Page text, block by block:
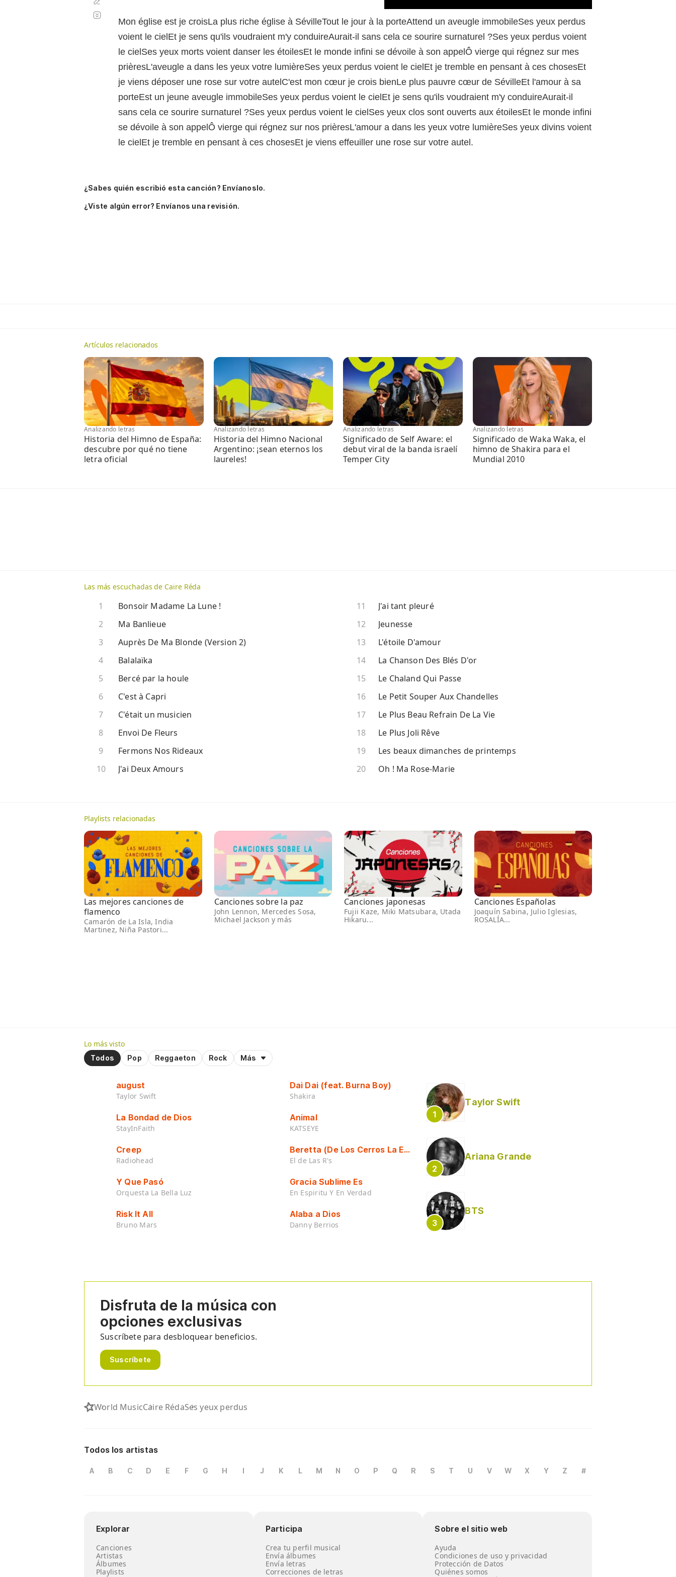
Mon église est je croisLa plus riche église à SévilleTout le jour à la porteAttend un aveugle immobileSes yeux perdus
voient le cielEt je sens qu'ils voudraient m'y conduireAurait-il sans cela ce sourire surnaturel ?Ses yeux perdus voient
le cielSes yeux morts voient danser les étoilesEt le monde infini se dévoile à son appelÔ vierge qui régnez sur mes
prièresL'aveugle a dans les yeux votre lumièreSes yeux perdus voient le cielEt je tremble en pensant à ces chosesEt
je viens déposer une rose sur votre autelC'est mon cœur je crois bienLe plus pauvre cœur de SévilleEt l'amour à sa
porteEst un jeune aveugle immobileSes yeux perdus voient le cielEt je sens qu'ils voudraient m'y conduireAurait-il
sans cela ce sourire surnaturel ?Ses yeux perdus voient le cielSes yeux clos sont ouverts aux étoilesEt le monde infini
se dévoile à son appelÔ vierge qui régnez sur nos prièresL'amour a dans les yeux votre lumièreSes yeux divins voient
le cielEt je tremble en pensant à ces chosesEt je viens effeuiller une rose sur votre autel.
automático
¿Sabes quién escribió esta canción? Envíanoslo.
¿Viste algún error? Envíanos una revisión.
Artículos relacionados
Analizando letras
Historia del Himno de España:
descubre por qué no tiene
letra oficial
Analizando letras
Historia del Himno Nacional
Argentino: ¡sean eternos los
laureles!
Analizando letras
Significado de Self Aware: el
debut viral de la banda israelí
Temper City
Analizando letras
Significado de Waka Waka, el
himno de Shakira para el
Mundial 2010
Las más escuchadas de Caire Réda
Bonsoir Madame La Lune !
Ma Banlieue
Auprès De Ma Blonde (Version 2)
Balalaïka
Bercé par la houle
C'est à Capri
C'était un musicien
Envoi De Fleurs
Fermons Nos Rideaux
J'ai Deux Amours
J'ai tant pleuré
Jeunesse
L'étoile D'amour
La Chanson Des Blés D'or
Le Chaland Qui Passe
Le Petit Souper Aux Chandelles
Le Plus Beau Refrain De La Vie
Le Plus Joli Rêve
Les beaux dimanches de printemps
Oh ! Ma Rose-Marie
Playlists relacionadas
Las mejores canciones de
flamenco
Camarón de La Isla, India
Martinez, Niña Pastori...
Canciones sobre la paz
John Lennon, Mercedes Sosa,
Michael Jackson y más
Canciones japonesas
Fujii Kaze, Miki Matsubara, Utada
Hikaru...
Canciones Españolas
Joaquín Sabina, Julio Iglesias,
ROSALÍA...
Lo más visto
Todos Pop Reggaeton Rock Más
august
Taylor Swift
La Bondad de Dios
StayInFaith
Creep
Radiohead
Y Que Pasó
Orquesta La Bella Luz
Risk It All
Bruno Mars
Dai Dai (feat. Burna Boy)
Shakira
Animal
KATSEYE
Beretta (De Los Cerros La Escuela)
El de Las R's
Gracia Sublime Es
En Espiritu Y En Verdad
Alaba a Dios
Danny Berrios
Taylor Swift
Ariana Grande
BTS
/
Disfruta de la música con
opciones exclusivas
Suscríbete para desbloquear beneficios.
Suscríbete
World MusicCaire RédaSes yeux perdus
Todos los artistas
A B C D E F G H I J K L M N O P Q R S T U V W X Y Z #
Explorar
Canciones
Artistas
Álbumes
Playlists
Participa
Crea tu perfil musical
Envía álbumes
Envía letras
Correcciones de letras
Sobre el sitio web
Ayuda
Condiciones de uso y privacidad
Protección de Datos
Quiénes somos